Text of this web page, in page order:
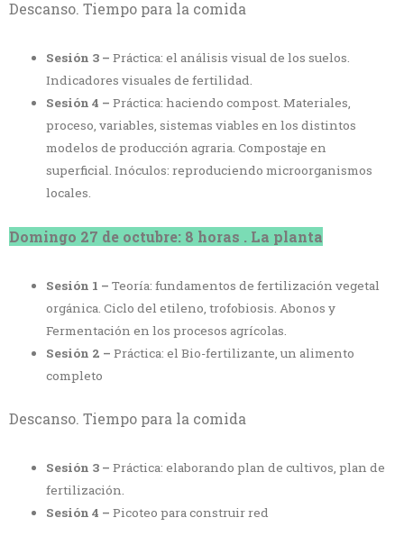
Descanso. Tiempo para la comida
Sesión 3 –Práctica: el análisis visual de los suelos.
Indicadores visuales de fertilidad.
Sesión 4 –Práctica: haciendo compost. Materiales,
proceso, variables, sistemas viables en los distintos
modelos de producción agraria. Compostaje en
superficial. Inóculos: reproduciendo microorganismos
locales.
Domingo 27 de octubre: 8 horas . La planta
Sesión 1 –Teoría: fundamentos de fertilización vegetal
orgánica. Ciclo del etileno, trofobiosis. Abonos y
Fermentación en los procesos agrícolas.
Sesión 2 –Práctica: el Bio-fertilizante, un alimento
completo
Descanso. Tiempo para la comida
Sesión 3 –Práctica: elaborando plan de cultivos, plan de
fertilización.
Sesión 4 –Picoteo para construir red